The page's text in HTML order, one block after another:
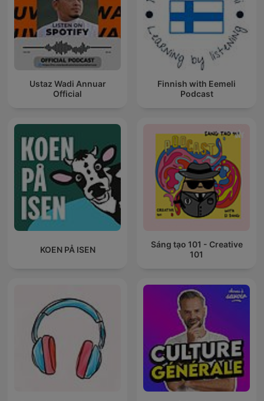
Ustaz Wadi Annuar
Official
Finnish with Eemeli
Podcast
KOEN PÅ ISEN
Sáng tạo 101 - Creative
101